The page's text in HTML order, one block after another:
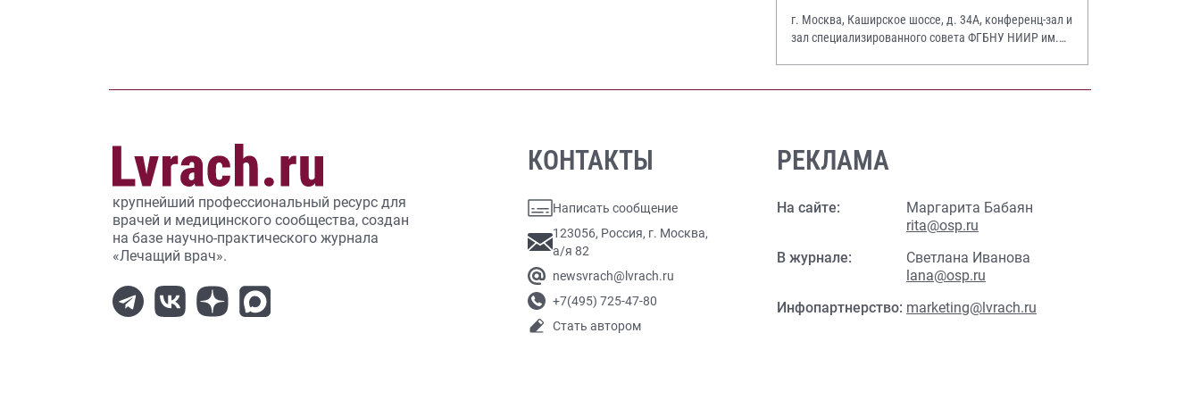
г. Москва, Каширское шоссе, д. 34А, конференц-зал и
зал специализированного совета ФГБНУ НИИР им.
крупнейший профессиональный ресурс для
врачей и медицинского сообщества, создан
на базе научно-практического журнала
«Лечащий врач».
КОНТАКТЫ
Написать сообщение
123056, Россия, г. Москва,
а/я 82
newsvrach@lvrach.ru
+7(495) 725-47-80
Стать автором
РЕКЛАМА
На сайте:
Маргарита Бабаян
rita@osp.ru
В журнале:
Светлана Иванова
lana@osp.ru
Инфопартнерство: marketing@lvrach.ru